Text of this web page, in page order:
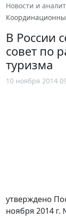
Новости и
В России
совет по
туризма
10 ноября 2014
утверждено
ноября 2014 г.